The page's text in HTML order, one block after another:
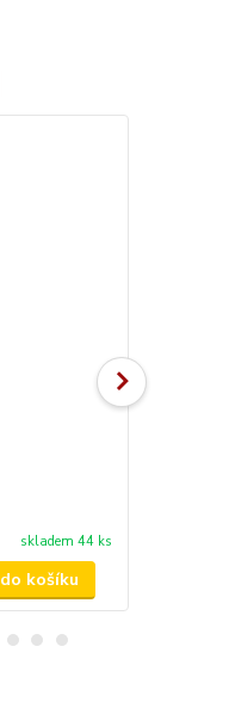
skladem 44 ks
košíku